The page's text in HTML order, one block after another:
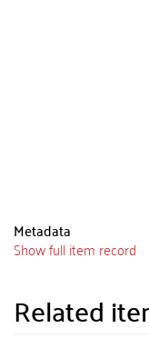
Metadata
Show full item record
Related